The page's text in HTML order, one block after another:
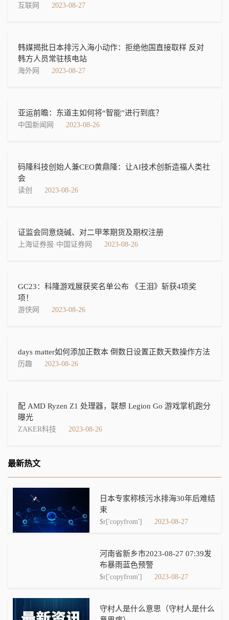
互联网 2023-08-27
韩媒揭批日本排污入海小动作：拒绝他国直接取样 反对
韩方人员常驻核电站
海外网 2023-08-27
亚运前瞻：东道主如何将“智能”进行到底？
中国新闻网 2023-08-26
码隆科技创始人兼CEO黄鼎隆：让AI技术创新造福人类社
会
读创 2023-08-26
证监会同意烧碱、对二甲苯期货及期权注册
上海证券报·中国证券网 2023-08-26
GC23：科隆游戏展获奖名单公布 《王泪》斩获4项奖
项！
游侠网 2023-08-26
days matter如何添加正数本 倒数日设置正数天数操作方法
历趣 2023-08-26
配 AMD Ryzen Z1 处理器，联想 Legion Go 游戏掌机跑分
曝光
ZAKER科技 2023-08-26
最新热文
日本专家称核污水排海30年后难结
束
$r['copyfrom'] 2023-08-27
河南省新乡市2023-08-27 07:39发
布暴雨蓝色预警
$r['copyfrom'] 2023-08-27
守村人是什么意思（守村人是什么